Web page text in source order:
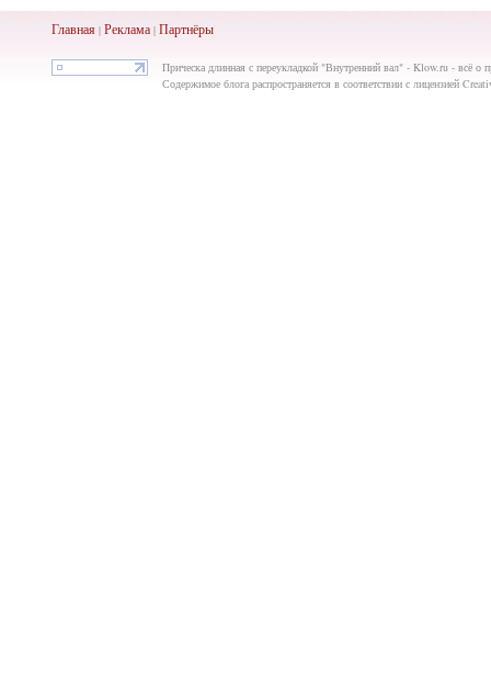
Главная| Реклама| Партнёры
Прическа длинная с переукладкой "Внутренний вал" - Klow.ru - всё о
Содержимое блога распространяется в соответствии с лицензией